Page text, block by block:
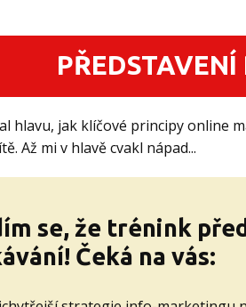
hlavu, jak klíčové principy online
Až mi v hlavě cvakl nápad...
se, že trénink
Čeká na vás: